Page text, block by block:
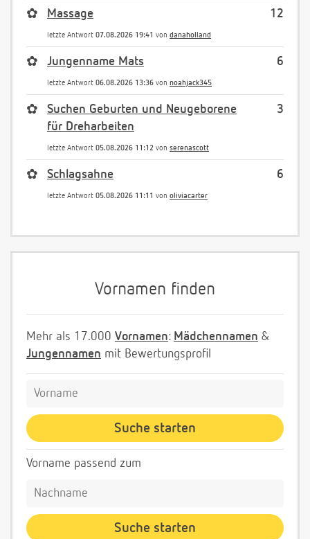
12
✿ Massage
letzte Antwort 07.08.2026 19:41 von danaholland
6
✿ Jungenname Mats
letzte Antwort 06.08.2026 13:36 von noahjack345
3
✿
Suchen Geburten und Neugeborene
für Dreharbeiten
letzte Antwort 05.08.2026 11:12 von serenascott
6
✿ Schlagsahne
letzte Antwort 05.08.2026 11:11 von oliviacarter
Vornamen finden
Mehr als 17.000 Vornamen: Mädchennamen &
Jungennamen mit Bewertungsprofil
Vorname passend zum